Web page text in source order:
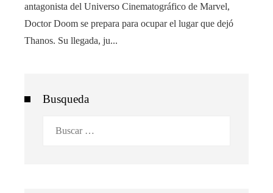
antagonista del Universo Cinematográfico de Marvel,
Doctor Doom se prepara para ocupar el lugar que dejó
Thanos. Su llegada, ju...
Busqueda